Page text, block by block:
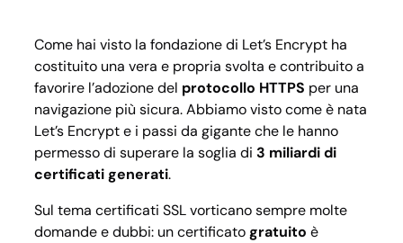
Come hai visto la fondazione di Let’s Encrypt ha
costituito una vera e propria svolta e contribuito a
favorire l’adozione del protocollo HTTPS per una
navigazione più sicura. Abbiamo visto come è nata
Let’s Encrypt e i passi da gigante che le hanno
permesso di superare la soglia di 3 miliardi di
certificati generati.
Sul tema certificati SSL vorticano sempre molte
domande e dubbi: un certificatogratuito è